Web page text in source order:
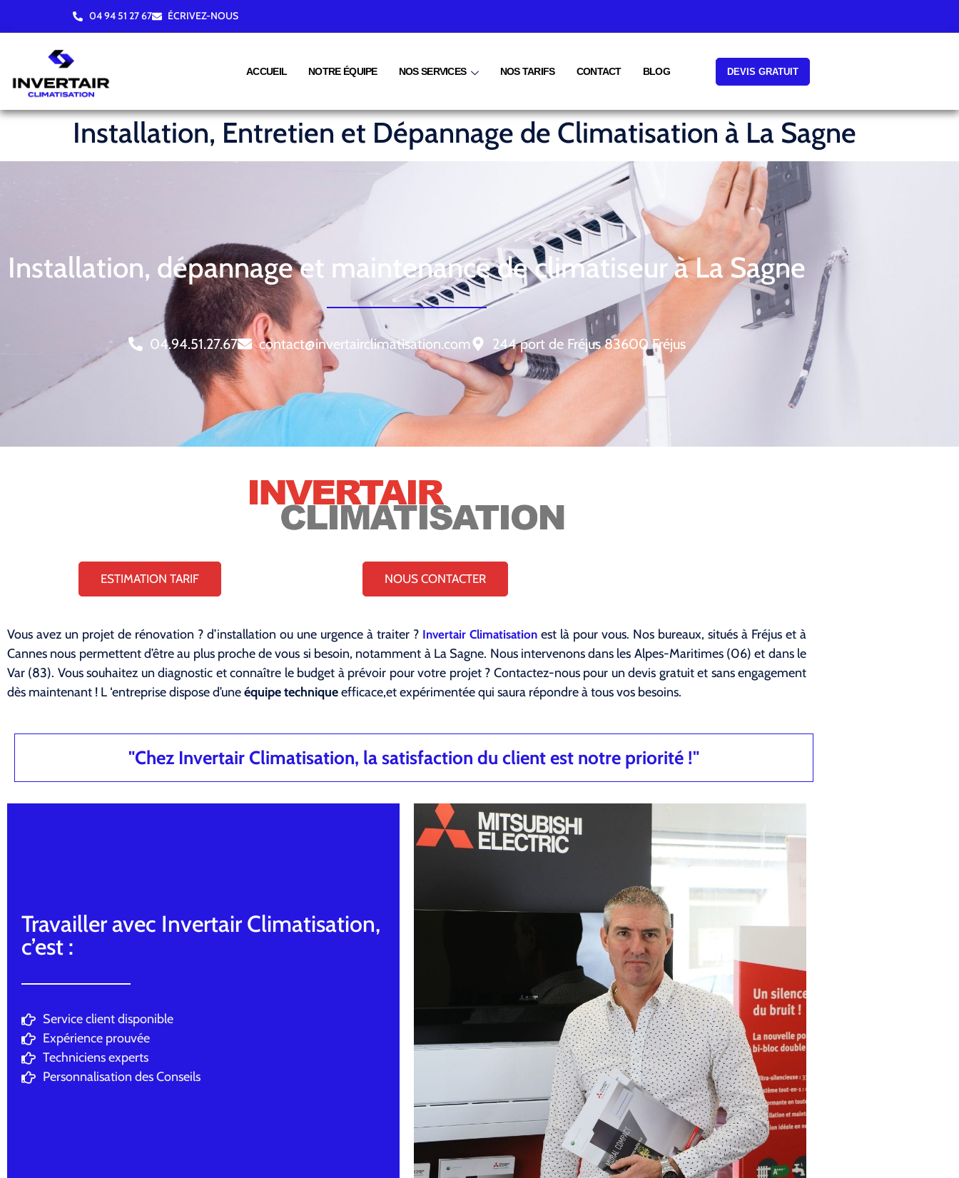
04 94 51 27 67 ÉCRIVEZ-NOUS
ACCUEIL NOTRE ÉQUIPE NOS SERVICES NOS TARIFS CONTACT BLOG DEVIS GRATUIT
Installation, Entretien et Dépannage de Climatisation à La Sagne
Installation, dépannage et maintenance de climatiseur à La Sagne
04.94.51.27.67 contact@invertairclimatisation.com 244 port de Fréjus 83600 Fréjus
ESTIMATION TARIF NOUS CONTACTER
Vous avez un projet de rénovation ? d’installation ou une urgence à traiter ? Invertair Climatisation est là pour vous. Nos bureaux, situés à Fréjus et à
Cannes nous permettent d’être au plus proche de vous si besoin, notamment à La Sagne. Nous intervenons dans les Alpes-Maritimes (06) et dans le
Var (83). Vous souhaitez un diagnostic et connaître le budget à prévoir pour votre projet ? Contactez-nous pour un devis gratuit et sans engagement
dès maintenant ! L ‘entreprise dispose d’uneéquipe techniqueefficace,et expérimentée qui saura répondre à tous vos besoins.
"Chez Invertair Climatisation, la satisfaction du client est notre priorité !"
Travailler avec Invertair Climatisation,
c’est :
Service client disponible
Expérience prouvée
Techniciens experts
Personnalisation des Conseils